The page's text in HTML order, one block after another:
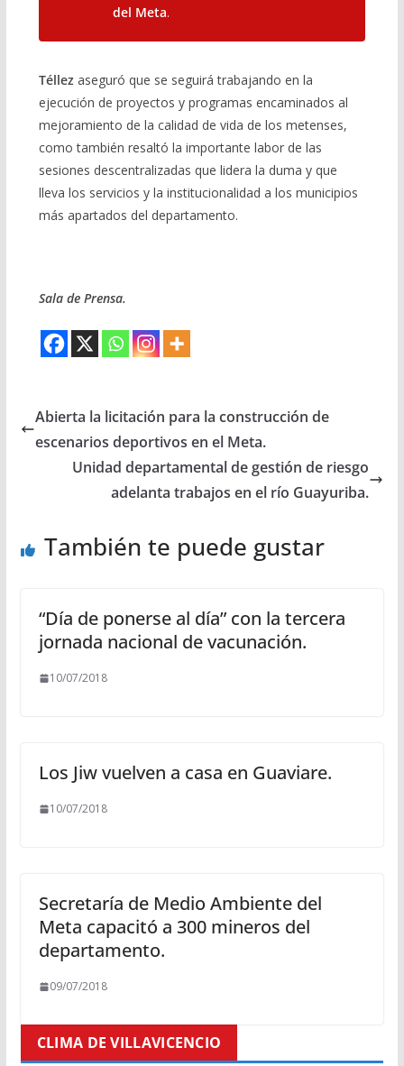
del Meta.
Téllezaseguró que se seguirá trabajando en la
ejecución de proyectos y programas encaminados al
mejoramiento de la calidad de vida de los metenses,
como también resaltó la importante labor de las
sesiones descentralizadas que lidera la duma y que
lleva los servicios y la institucionalidad a los municipios
más apartados del departamento.
Sala de Prensa.
Abierta la licitación para la construcción de
escenarios deportivos en el Meta.
Unidad departamental de gestión de riesgo
adelanta trabajos en el río Guayuriba.
También te puede gustar
“Día de ponerse al día” con la tercera
jornada nacional de vacunación.
10/07/2018
Los Jiw vuelven a casa en Guaviare.
10/07/2018
Secretaría de Medio Ambiente del
Meta capacitó a 300 mineros del
departamento.
09/07/2018
CLIMA DE VILLAVICENCIO